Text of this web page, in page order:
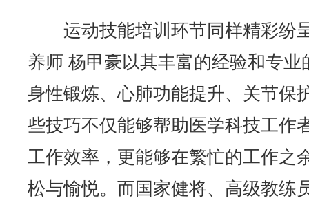
运动技能培训环节同样精彩纷
养师 杨甲豪以其丰富的经验和专
身性锻炼、心肺功能提升、关节保
些技巧不仅能够帮助医学科技工作
工作效率，更能够在繁忙的工作之
松与愉悦。而国家健将、高级教练